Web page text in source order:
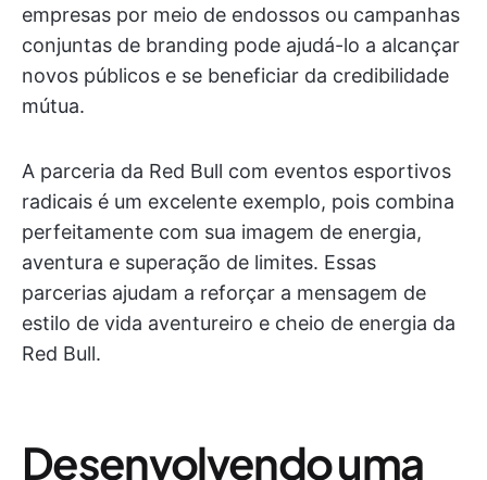
empresas por meio de endossos ou campanhas
conjuntas de branding pode ajudá-lo a alcançar
novos públicos e se beneficiar da credibilidade
mútua.
A parceria da Red Bull com eventos esportivos
radicais é um excelente exemplo, pois combina
perfeitamente com sua imagem de energia,
aventura e superação de limites. Essas
parcerias ajudam a reforçar a mensagem de
estilo de vida aventureiro e cheio de energia da
Red Bull.
Desenvolvendo uma